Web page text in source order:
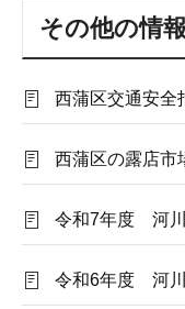
その他の情報
西蒲区交通安全
西蒲区の露店市
令和7年度 河川
令和6年度 河川